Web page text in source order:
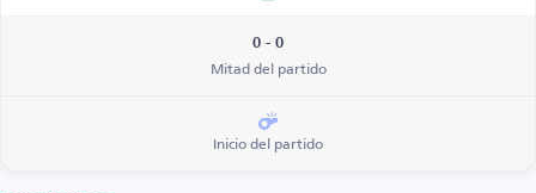
0 - 0
Mitad del partido
Inicio del partido